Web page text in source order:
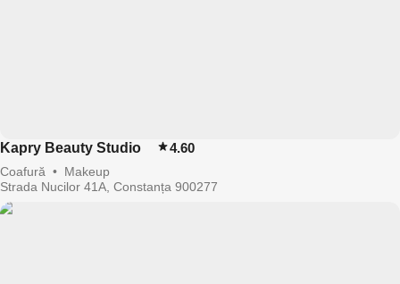
Kapry Beauty Studio 4.60
Coafură • Makeup
Strada Nucilor 41A, Constanța 900277